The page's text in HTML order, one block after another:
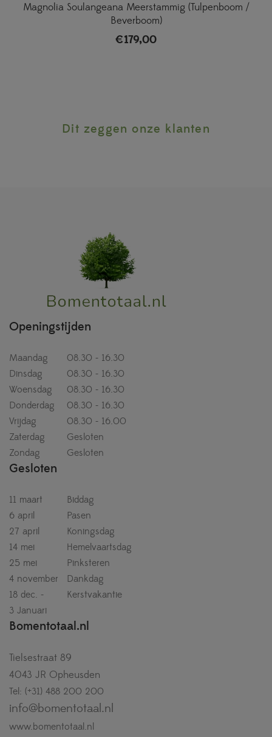
Magnolia Soulangeana Meerstammig (Tulpenboom /
Beverboom)
€179,00
Dit zeggen onze klanten
Openingstijden
Maandag
08.30 - 16.30
Dinsdag
08.30 - 16.30
Woensdag
08.30 - 16.30
Donderdag
08.30 - 16.30
Vrijdag
08.30 - 16.00
Zaterdag
Gesloten
Zondag
Gesloten
Gesloten
11 maart
Biddag
6 april
Pasen
27 april
Koningsdag
14 mei
Hemelvaartsdag
25 mei
Pinksteren
4 november
Dankdag
18 dec. -
Kerstvakantie
3 Januari
Bomentotaal.nl
Tielsestraat 89
4043 JR Opheusden
Tel: (+31) 488 200 200
info@bomentotaal.nl
www.bomentotaal.nl